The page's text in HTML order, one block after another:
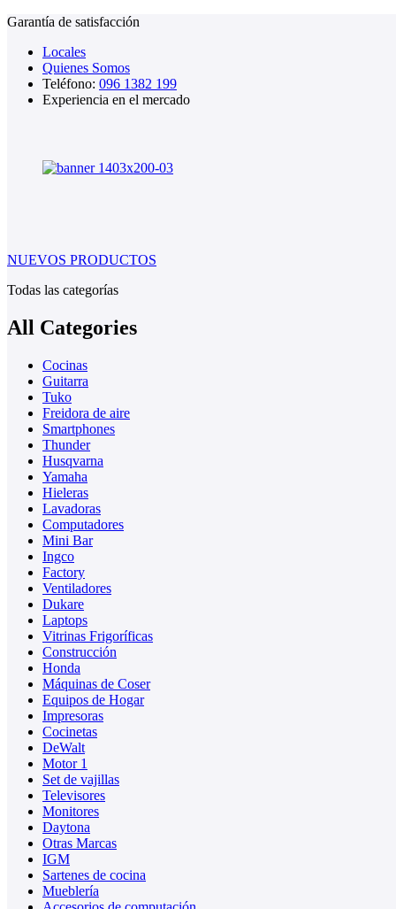
Garantía de satisfacción
Locales
Quienes Somos
Teléfono: 096 1382 199
Experiencia en el mercado
NUEVOS PRODUCTOS
Todas las categorías
All Categories
Cocinas
Guitarra
Tuko
Freidora de aire
Smartphones
Thunder
Husqvarna
Yamaha
Hieleras
Lavadoras
Computadores
Mini Bar
Ingco
Factory
Ventiladores
Dukare
Laptops
Vitrinas Frigoríficas
Construcción
Honda
Máquinas de Coser
Equipos de Hogar
Impresoras
Cocinetas
DeWalt
Motor 1
Set de vajillas
Televisores
Monitores
Daytona
Otras Marcas
IGM
Sartenes de cocina
Mueblería